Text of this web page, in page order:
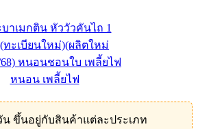
น ขึ้นอยู่กับสินค้าแต่ละประเภท